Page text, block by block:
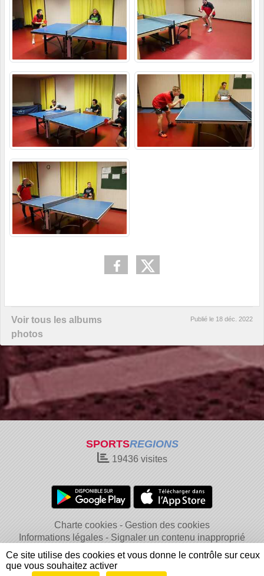
Voir tous les albums
photos
Publié le 18 déc. 2022
SPORTSREGIONS
19436visites
Charte cookies
Gestion des cookies
Informations légales
Signaler un contenu inapproprié
Ce site utilise des cookies et vous donne le contrôle sur ceux
que vous souhaitez activer